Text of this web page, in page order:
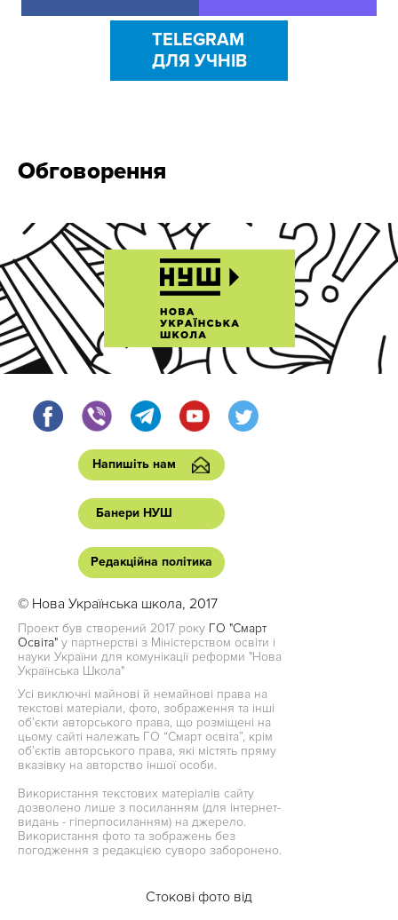
TELEGRAM
ДЛЯ УЧНІВ
Обговорення
Напишіть нам
Банери НУШ
Редакційна політика
© Нова Українська школа, 2017
Проект був створений 2017 року ГО "Смарт
Освіта" у партнерстві з Міністерством освіти і
науки України для комунікації реформи "Нова
Українська Школа"
Усі виключні майнові й немайнові права на
текстові матеріали, фото, зображення та інші
об’єкти авторського права, що розміщені на
цьому сайті належать ГО “Смарт освіта”, крім
об’єктів авторського права, які містять пряму
вказівку на авторство іншої особи.
Використання текстових матеріалів сайту
дозволено лише з посиланням (для інтернет-
видань - гіперпосиланням) на джерело.
Використання фото та зображень без
погодження з редакцією суворо заборонено.
Стокові фото від